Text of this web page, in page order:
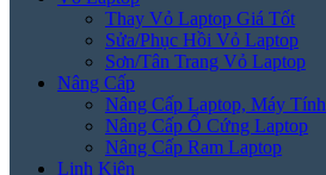
Thay Vỏ Laptop Giá Tốt
Sửa/Phục Hồi Vỏ Laptop
Sơn/Tân Trang Vỏ Laptop
Nâng Cấp
Nâng Cấp Laptop, Máy Tính
Nâng Cấp Ổ Cứng Laptop
Nâng Cấp Ram Laptop
Linh Kiện